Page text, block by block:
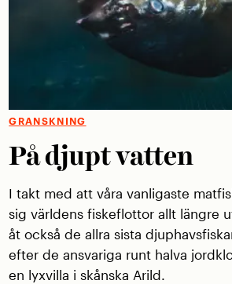
GRANSKNING
På djupt vatten
I takt med att våra vanligaste
sig världens fiskeflottor allt längre
åt också de allra sista
efter de ansvariga runt halva
en lyxvilla i skånska Arild.